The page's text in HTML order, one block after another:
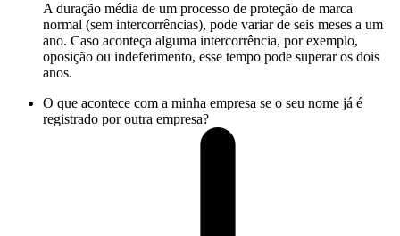
A duração média de um processo de proteção de marca
normal (sem intercorrências), pode variar de seis meses a um
ano. Caso aconteça alguma intercorrência, por exemplo,
oposição ou indeferimento, esse tempo pode superar os dois
anos.
O que acontece com a minha empresa se o seu nome já é
registrado por outra empresa?